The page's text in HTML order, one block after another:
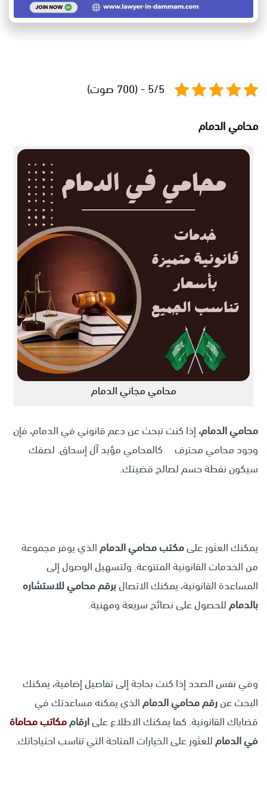
5/5 - (700 صوت)
محامي الدمام
محامي مجاني الدمام
محامي الدمام،إذا كنت تبحث عن دعم قانوني في الدمام، فإن
وجود محامي محترف كالمحامي مؤيد آل إسحاق. لصفك
سيكون نقطة حسم لصالح قضيتك.
يمكنك العثور علىمكتب محامي الدمامالذي يوفر مجموعة
من الخدمات القانونية المتنوعة. ولتسهيل الوصول إلى
المساعدة القانونية، يمكنك الاتصالبرقممحامي للاستشاره
بالدمامللحصول على نصائح سريعة ومهنية.
وفي نفس الصدد إذا كنت بحاجة إلى تفاصيل إضافية، يمكنك
البحث عنرقم محامي الدمامالذي يمكنه مساعدتك في
قضاياك القانونية. كما يمكنك الاطلاع علىارقاممكاتب محاماة
فيالدمامللعثور على الخيارات المتاحة التي تناسب احتياجاتك.